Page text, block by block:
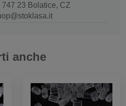
23 Bolatice, CZ
anche